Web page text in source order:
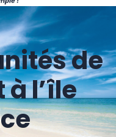
de
l’île